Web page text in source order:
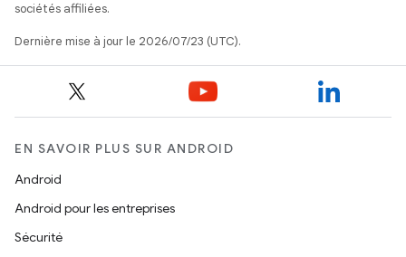
sociétés affiliées.
Dernière mise à jour le 2026/07/23 (UTC).
EN SAVOIR PLUS SUR ANDROID
Android
Android pour les entreprises
Sécurité